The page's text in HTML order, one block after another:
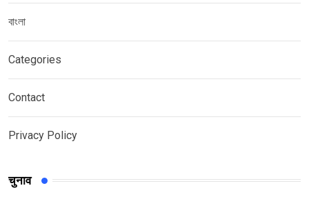
বাংলা
Categories
Contact
Privacy Policy
चुनाव